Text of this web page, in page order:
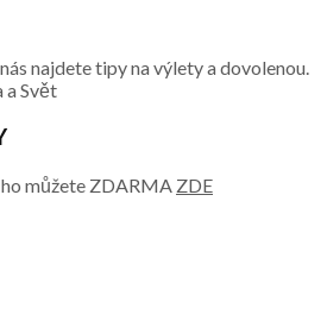
najdete tipy na výlety a dovolenou.
a Svět
můžete ZDARMA ZDE